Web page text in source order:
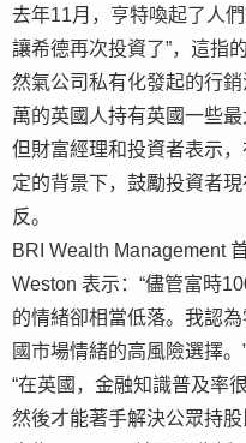
去年11月，亨特喚起了人
讓希德再次投資了”，這指
然氣公司私有化發起的行
萬的英國人持有英國一些最
但財富經理和投資者表示
定的背景下，鼓勵投資者
反。
BRI Wealth Management
Weston 表示：“儘管富時
的情緒卻相當低落。我認
國市場情緒的高風險選擇。
“在英國，金融知識普及率
然後才能著手解決公眾持